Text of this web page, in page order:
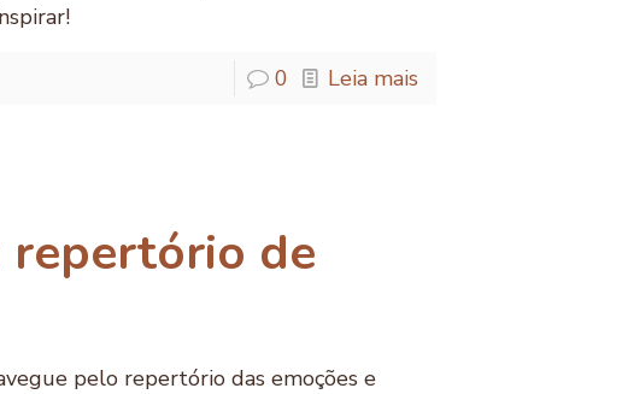
0 Leia mais
repertório de
pelo repertório das emoções e